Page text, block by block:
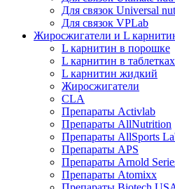
Для связок Universal
Для связок VPLab
Жиросжигатели и L
L карнитин в порошке
L карнитин в
L карнитин жидкий
Жиросжигатели
CLA
Препараты Activlab
Препараты AllNutrition
Препараты AllSports
Препараты APS
Препараты Arnold
Препараты Atomixx